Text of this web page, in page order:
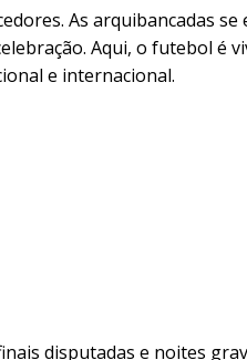
As arquibancadas se
Aqui, o futebol é
e internacional.
disputadas e noites